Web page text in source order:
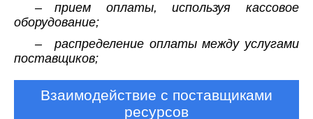
– прием оплаты, используя кассовое
оборудование;
– распределение оплаты между услугами
поставщиков;
Взаимодействие с поставщиками
ресурсов